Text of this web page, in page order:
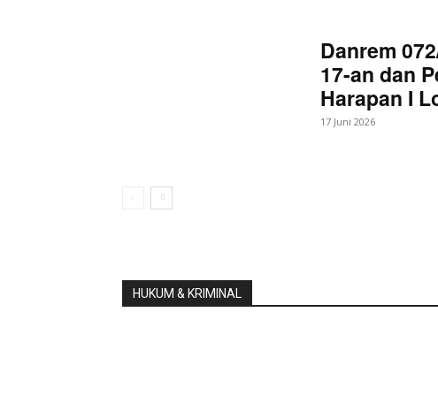
Danrem
17-an dan
Harapan I
17 Juni 2026
HUKUM & KRIMINAL